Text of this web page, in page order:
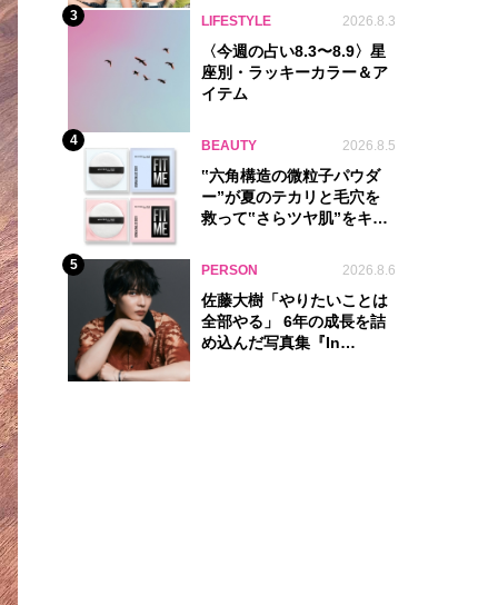
3 LIFESTYLE 2026.8.3
〈今週の占い8.3〜8.9〉星
座別・ラッキーカラー＆ア
イテム
4 BEAUTY 2026.8.5
‟六角構造の微粒子パウダ
ー”が夏のテカリと毛穴を
救って‟さらツヤ肌”をキー
5 PERSON 2026.8.6
佐藤大樹「やりたいことは
全部やる」 6年の成長を詰
め込んだ写真集『In